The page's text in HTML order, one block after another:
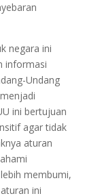
negara ini
informasi
Undang
ini bertujuan
agar tidak
aturan
membumi,
ini